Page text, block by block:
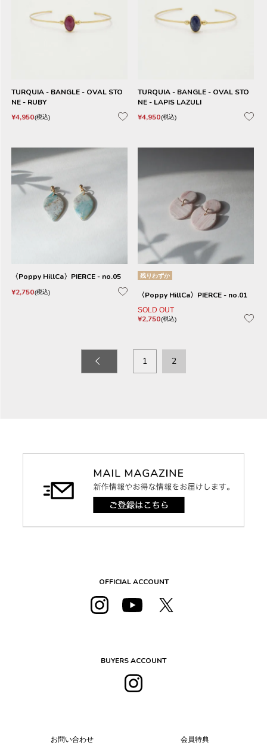
TURQUIA - BANGLE - OVAL STO
NE - RUBY
¥4,950 税込
TURQUIA - BANGLE - OVAL STO
NE - LAPIS LAZULI
¥4,950 税込
〈Poppy HillCa〉PIERCE - no.05
¥2,750 税込
残りわずか
〈Poppy HillCa〉PIERCE - no.01
SOLD OUT
¥2,750 税込
1 2
OFFICIAL ACCOUNT
BUYERS ACCOUNT
お問い合わせ 会員特典